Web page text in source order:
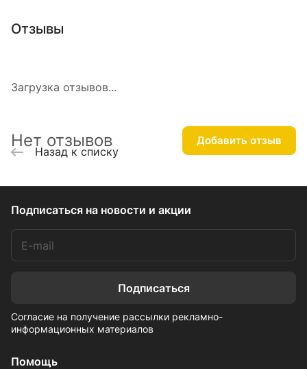
Отзывы
Загрузка отзывов...
Нет отзывов Добавить отзыв
Назад к списку
Подписаться на новости и акции
Подписаться
Согласие на получение рассылки рекламно-
информационных материалов
Помощь